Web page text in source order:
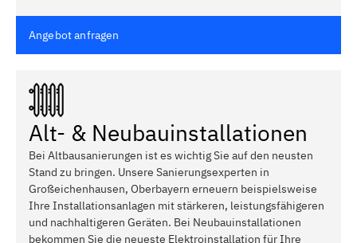
Angebot anfragen
Alt- & Neubauinstallationen
Bei Altbausanierungen ist es wichtig Sie auf den neusten
Stand zu bringen. Unsere Sanierungsexperten in
Großeichenhausen, Oberbayern erneuern beispielsweise
Ihre Installationsanlagen mit stärkeren, leistungsfähigeren
und nachhaltigeren Geräten. Bei Neubauinstallationen
bekommen Sie die neueste Elektroinstallation für Ihre